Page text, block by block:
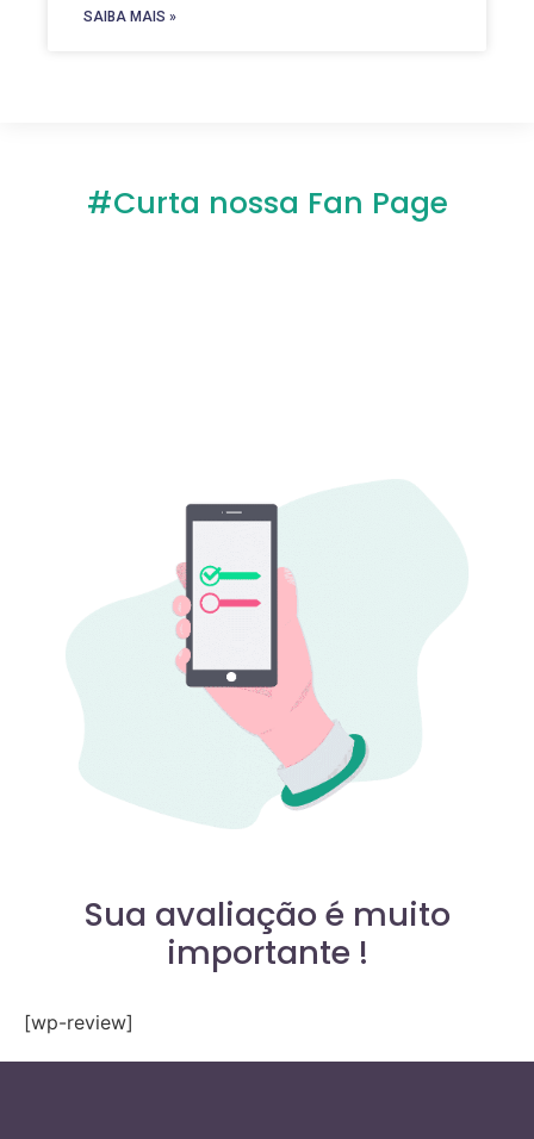
SAIBA MAIS »
#Curta nossa Fan Page
Sua avaliação é muito
importante !
[wp-review]